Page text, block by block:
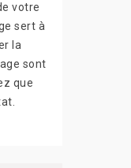
votre
sert à
la
sont
que